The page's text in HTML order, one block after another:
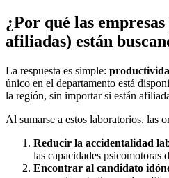
¿Por qué las
afiliadas) están
La respuesta es simple:
único en el departamento está
la región, sin importar si están
Al sumarse a estos laboratorios, las
Reducir la accidentalidad
las capacidades psicomotoras
Encontrar al candidato